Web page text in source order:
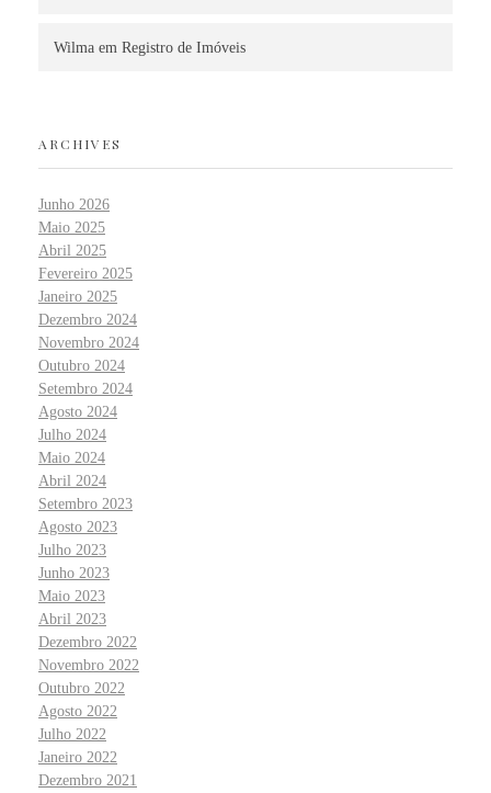
Wilma em Registro de Imóveis
ARCHIVES
Junho 2026
Maio 2025
Abril 2025
Fevereiro 2025
Janeiro 2025
Dezembro 2024
Novembro 2024
Outubro 2024
Setembro 2024
Agosto 2024
Julho 2024
Maio 2024
Abril 2024
Setembro 2023
Agosto 2023
Julho 2023
Junho 2023
Maio 2023
Abril 2023
Dezembro 2022
Novembro 2022
Outubro 2022
Agosto 2022
Julho 2022
Janeiro 2022
Dezembro 2021